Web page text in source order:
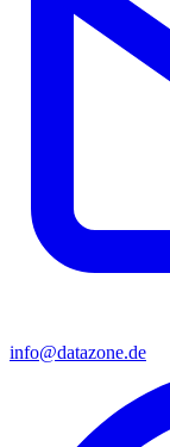
info@datazone.de